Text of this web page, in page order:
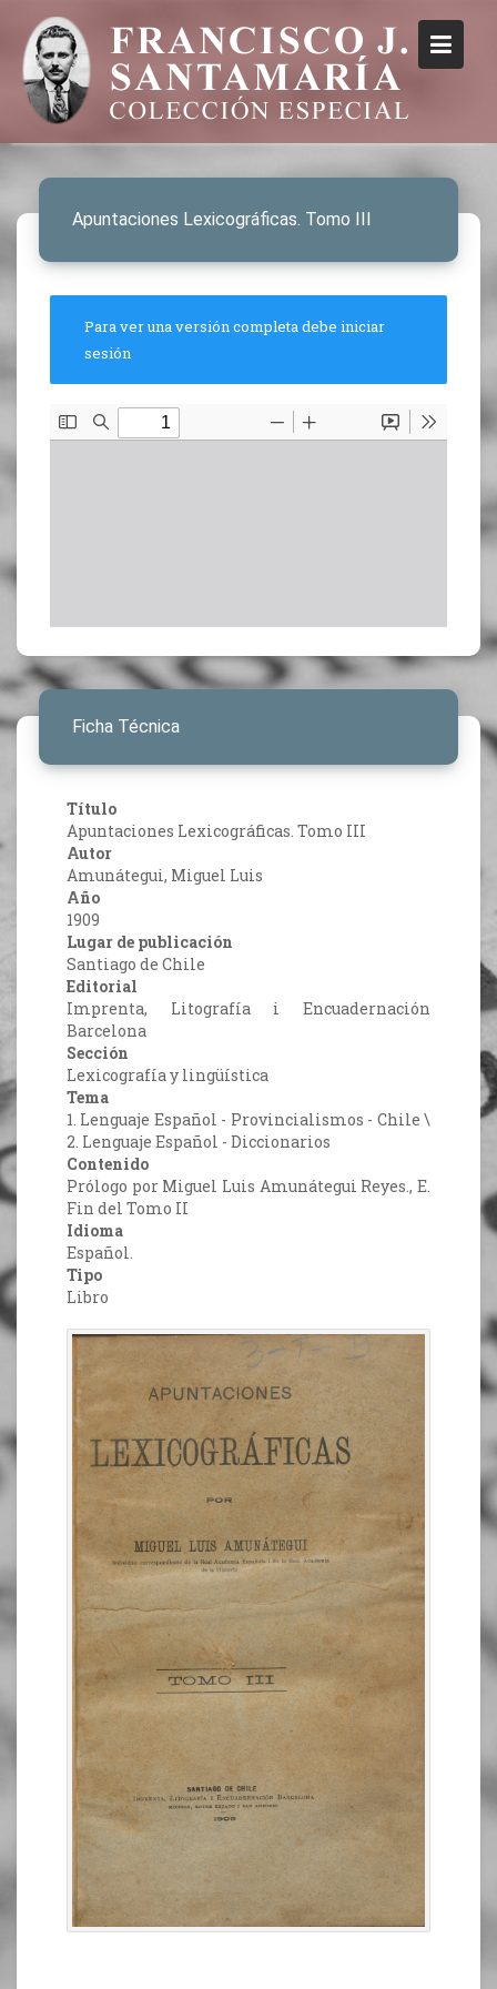
Apuntaciones Lexicográficas. Tomo III
Para ver una versión completa debe iniciar
sesión
Ficha Técnica
Título
Apuntaciones Lexicográficas. Tomo III
Autor
Amunátegui, Miguel Luis
Año
1909
Lugar de publicación
Santiago de Chile
Editorial
Imprenta, Litografía i Encuadernación
Barcelona
Sección
Lexicografía y lingüística
Tema
1. Lenguaje Español - Provincialismos - Chile \
2. Lenguaje Español - Diccionarios
Contenido
Prólogo por Miguel Luis Amunátegui Reyes., E.
Fin del Tomo II
Idioma
Español.
Tipo
Libro